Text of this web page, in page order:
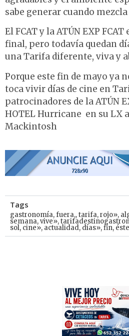
sabe generar cuando
El FCAT y la ATÚN EXP
final, pero todavía quedan
una Tarifa diferente, viva y
Porque este fin de mayo ya
toca vivir días de cine en
patrocinadores de la ATÚN
HOTEL Hurricane en su LX
Mackintosh
Tags
gastronomía,fuera,,tarifa,rojo»,
semana,vive»,
sol, cine», actualidad, días»,fin,